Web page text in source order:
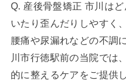
Q. 産後骨盤矯正 市川は
いたり歪んだりしやすく
腰痛や尿漏れなどの不調
川市行徳駅前の当院では
的に整えるケアをご提供